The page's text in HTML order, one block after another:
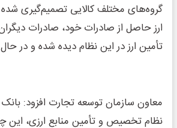
گروه‌های مختلف کالایی تصمیم‌گیری شده
ارز حاصل از صادرات خود، صادرات
تأمین ارز در این نظام دیده شده و در
معاون سازمان توسعه تجارت افزود:
نظام تخصیص و تأمین منابع ارزی، این